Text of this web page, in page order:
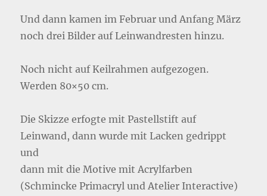
Und dann kamen im Februar und Anfang März
noch drei Bilder auf Leinwandresten hinzu.
Noch nicht auf Keilrahmen aufgezogen.
Werden 80×50 cm.
Die Skizze erfogte mit Pastellstift auf
Leinwand, dann wurde mit Lacken gedrippt
und
dann mit die Motive mit Acrylfarben
(Schmincke Primacryl und Atelier Interactive)